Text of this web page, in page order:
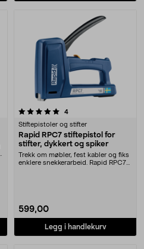
4anmeldelser
Stiftepistoler og stifter
Rapid RPC7 stiftepistol for
stifter, dykkert og spiker
Trekk om møbler, fest kabler og fiks
enklere snekkerarbeid. Rapid RPC7
599,00
Legg i handlekurv